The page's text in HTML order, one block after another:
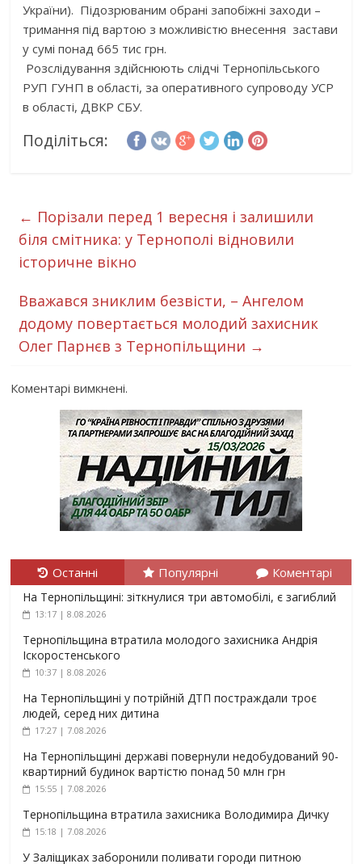
України). Підозрюваним обрані запобіжні заходи –
тримання під вартою з можливістю внесення застави
у сумі понад 665 тис грн.
Розслідування здійснюють слідчі Тернопільського
РУП ГУНП в області, за оперативного супроводу УСР
в області, ДВКР СБУ.
Поділіться:
← Порізали перед 1 вересня і залишили
біля смітника: у Тернополі відновили
історичне вікно
Вважався зниклим безвісти, – Ангелом
додому повертається молодий захисник
Олег Парнєв з Тернопільщини →
Коментарі вимкнені.
Останні Популярні Коментарі
На Тернопільщині: зіткнулися три автомобілі, є загиблий
13:17 | 8.08.2026
Тернопільщина втратила молодого захисника Андрія
Іскоростенського
10:37 | 8.08.2026
На Тернопільщині у потрійній ДТП постраждали троє
людей, серед них дитина
17:27 | 7.08.2026
На Тернопільщині державі повернули недобудований 90-
квартирний будинок вартістю понад 50 млн грн
15:55 | 7.08.2026
Тернопільщина втратила захисника Володимира Дичку
15:18 | 7.08.2026
У Заліщиках заборонили поливати городи питною